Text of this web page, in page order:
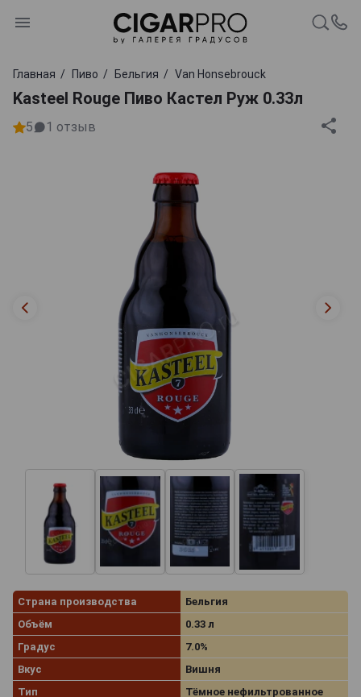
Главная Пиво Бельгия Van Honsebrouck
Kasteel Rouge Пиво Кастел Руж 0.33л
5 1 отзыв
Страна производства
Бельгия
Объём
0.33 л
Градус
7.0%
Вкус
Вишня
Тип
Тёмное нефильтрованное